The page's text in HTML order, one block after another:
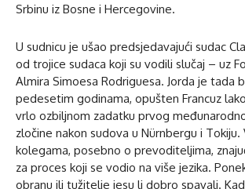
Srbinu iz Bosne i Hercegovine.
U sudnicu je ušao predsjedavajući sudac
od trojice sudaca koji su vodili slučaj – uz
Almira Simoesa Rodriguesa. Jorda je tada
pedesetim godinama, opušten Francuz
vrlo ozbiljnom zadatku prvog
zločine nakon sudova u Nürnbergu i Tokiju.
kolegama, posebno o prevoditeljima,
za proces koji se vodio na više jezika.
obranu ili tužitelje jesu li dobro spavali.